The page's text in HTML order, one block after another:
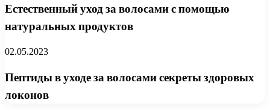
Естественный уход за волосами с помощью
натуральных продуктов
02.05.2023
Пептиды в уходе за волосами секреты здоровых
локонов